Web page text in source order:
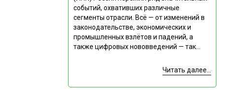
событий, охвативших различные
сегменты отрасли. Всё — от изменений в
законодательстве, экономических и
промышленных взлётов и падений, а
также цифровых нововведений — так...
Читать далее...